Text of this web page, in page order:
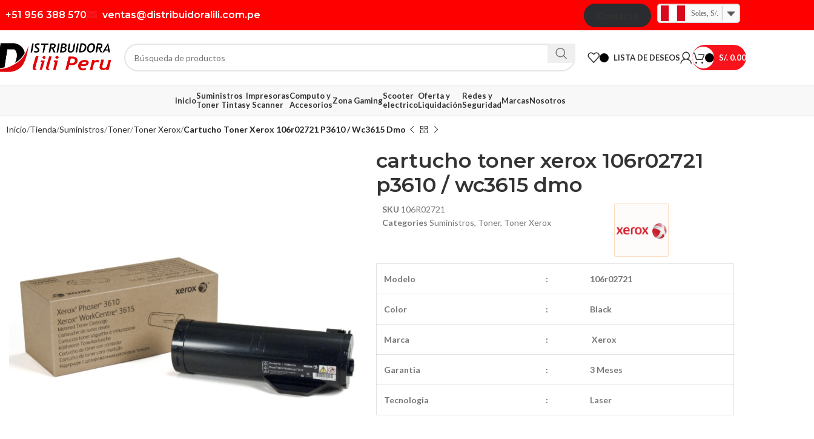
+51 956 388 570 ventas@distribuidoralili.com.pe Soles, S/.
LISTA DE DESEOS S/. 0.00
InicioSuministros
Toner Tintas
Impresoras
y Scanner
Computo y
AccesoriosZona GamingScooter
electrico
Oferta y
Liquidación
Redes y
SeguridadMarcasNosotros
Inicio Tienda Suministros Toner Toner Xerox Cartucho Toner Xerox 106r02721 P3610 / Wc3615 Dmo
cartucho toner xerox 106r02721
p3610 / wc3615 dmo
SKU 106R02721
Categories Suministros, Toner, Toner Xerox
Modelo : 106r02721
Color : Black
Marca : Xerox
Garantia : 3 Meses
Tecnologia : Laser